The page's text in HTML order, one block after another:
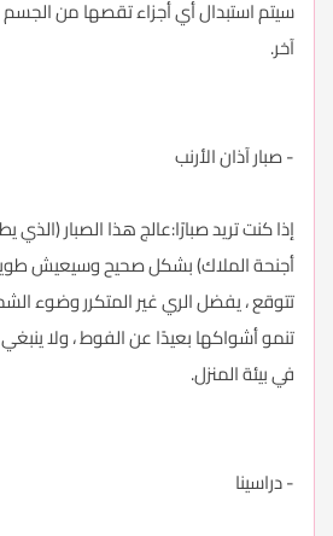
سيتم استبدال أي أجزاء تقصها من
آخر.
- صبار آذان الأرنب
إذا كنت تريد صبارًا:عالج هذا الصبار
أجنحة الملاك) بشكل صحيح وسيعيش
تتوقع ، يفضل الري غير المتكرر وضوء
تنمو أشواكها بعيدًا عن الفوط ، ولا
في بيئة المنزل.
- دراسينا